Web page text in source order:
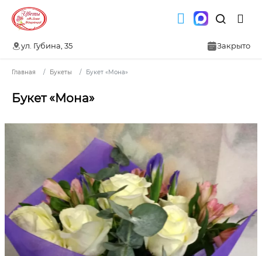
ул. Губина, 35 Закрыто
Главная Букеты Букет «Мона»
Букет «Мона»